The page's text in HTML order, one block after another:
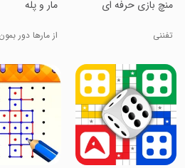
‏منچ بازی حرفه ای
تفننی
مار و پله
از مارها دور